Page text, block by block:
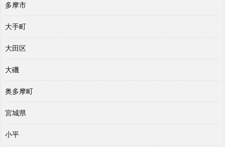
多摩市
大手町
大田区
大磯
奥多摩町
宮城県
小平